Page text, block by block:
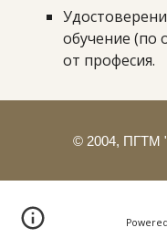
обучение (по
от професия.
© 2004, ПГТМ